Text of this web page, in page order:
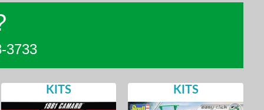
3733
KITS KITS